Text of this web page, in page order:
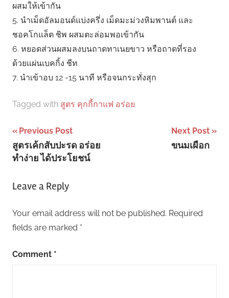
ผสมให้เข้ากัน
5. นำเม็ดอัลมอนด์แบ่งครึ่ง เม็ดมะม่วงหิมพานต์ และ
ชอคโกแล็ต ชิพ ผสมตะล่อมพอเข้ากัน
6. หยอดส่วนผสมลงบนถาดทาเนยขาว หรือถาดที่รอง
ด้วยแผ่นเบคกิ้ง ชีท
7. นำเข้าอบ 12 -15 นาที หรือจนกระทั่งสุก
Tagged with สูตร คุกกี้กาแฟ อร่อย
Post
navigation
Previous Post
สูตรเค้กสับปะรด อร่อย
ทำง่าย ได้ประโยชน์
Next Post
ขนมเผือก
Leave a Reply
Your email address will not be published. Required
fields are marked *
Comment *